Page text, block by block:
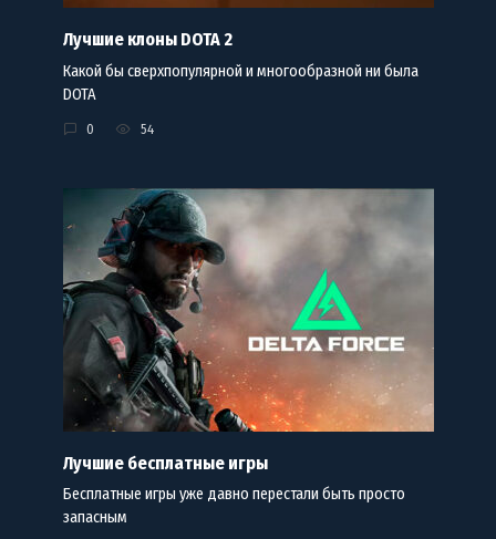
Лучшие клоны DOTA 2
Какой бы сверхпопулярной и многообразной ни была
DOTA
0 54
Лучшие бесплатные игры
Бесплатные игры уже давно перестали быть просто
запасным